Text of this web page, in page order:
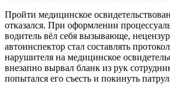
Пройти медицинское
отказался. При оформлении
водитель вёл себя вызывающе,
автоинспектор стал составлять
нарушителя на медицинское
внезапно вырвал бланк из рук
попытался его съесть и покинуть